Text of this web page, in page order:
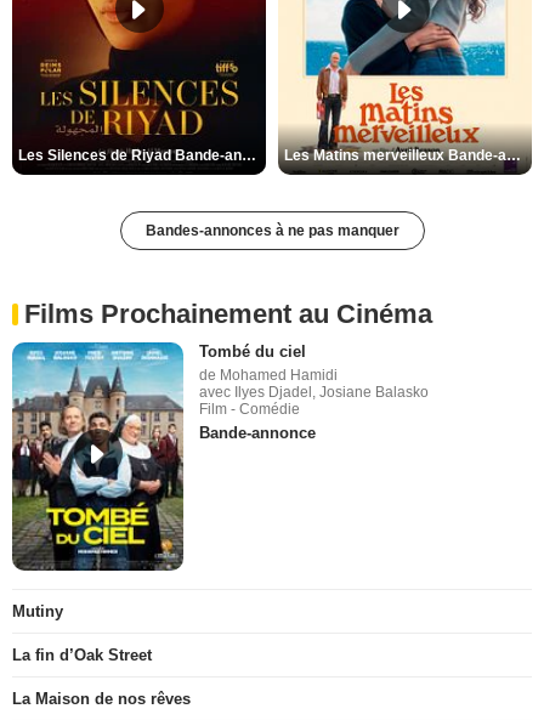
Les Silences de Riyad Bande-annonce VO STFR Les Matins merveilleux Bande-annonce VF
Bandes-annonces à ne pas manquer
Films Prochainement au Cinéma
Tombé du ciel
de Mohamed Hamidi
avec Ilyes Djadel, Josiane Balasko
Film - Comédie
Bande-annonce
Mutiny
La fin d’Oak Street
La Maison de nos rêves